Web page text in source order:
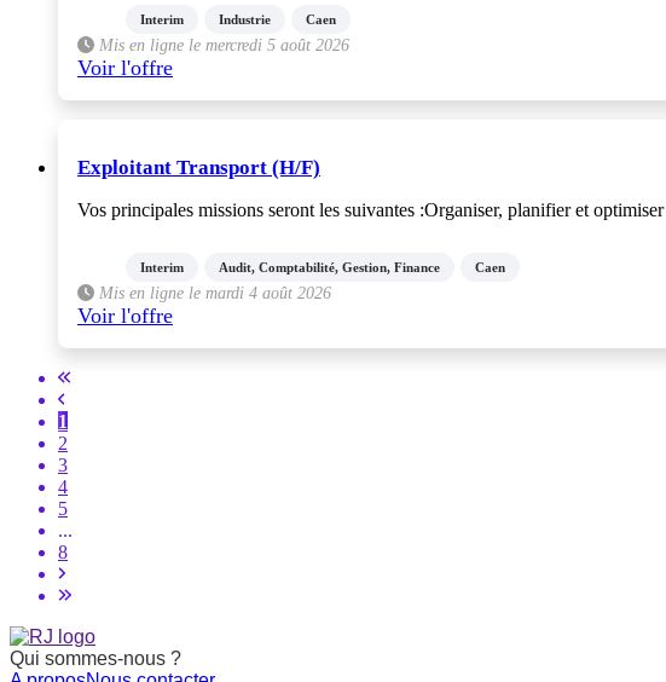
Interim Industrie Caen
Mis en ligne le mercredi 5 août 2026
Voir l'offre
Exploitant Transport (H/F)
Vos principales missions seront les suivantes :Organiser, planifier et
Interim Audit, Comptabilité, Gestion, Finance Caen
Mis en ligne le mardi 4 août 2026
Voir l'offre
1
2
3
4
5
...
8
Qui sommes-nous ?